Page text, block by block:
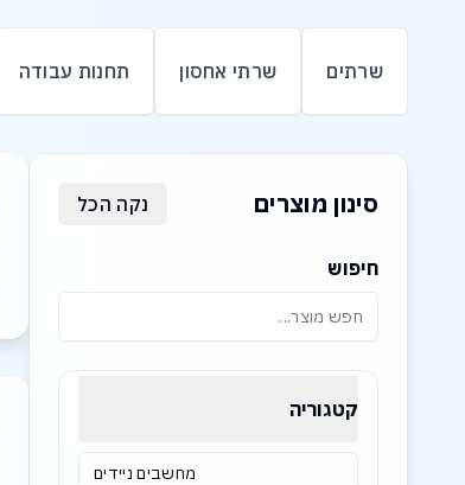
שרתים שרתי אחסון תחנות עבודה
סינון מוצרים נקה הכל
חיפוש
קטגוריה
מחשבים ניידים